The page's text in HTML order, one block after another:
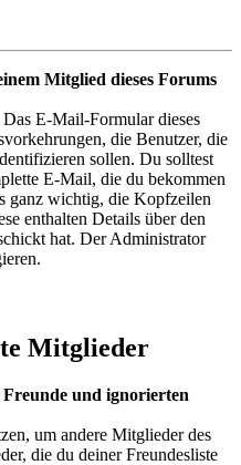
Mitglied dieses Forums
E-Mail-Formular dieses
die Benutzer, die
sollen. Du solltest
E-Mail, die du bekommen
ganz wichtig, die Kopfzeilen
enthalten Details über den
hat. Der Administrator
Mitglieder
und ignorierten
um andere Mitglieder des
die du deiner Freundesliste